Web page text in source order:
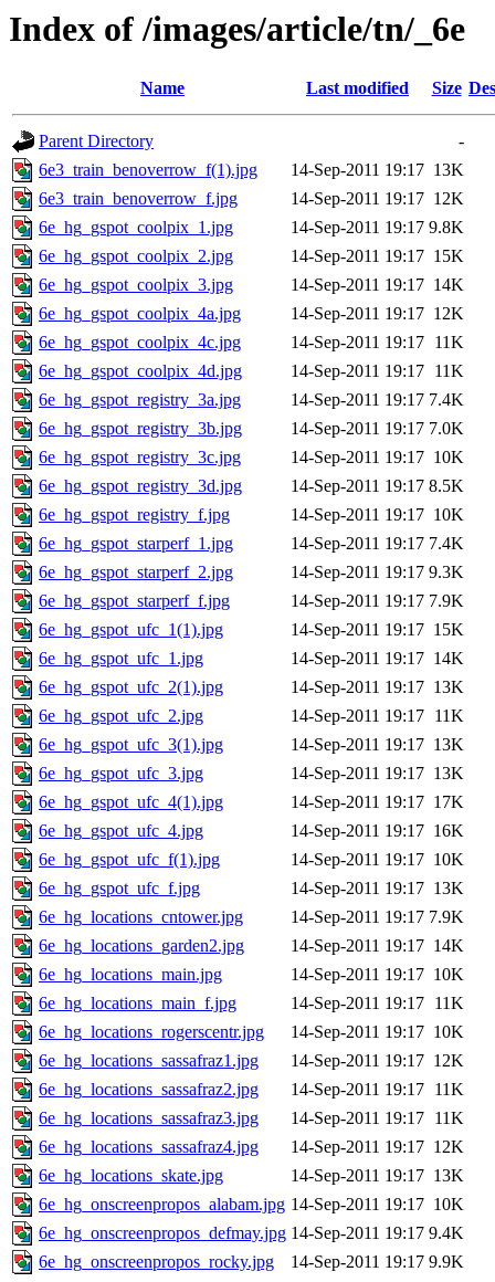
Index of /images/article/tn/_6e
Name Last modified Size
Parent Directory
-
6e3_train_benoverrow_f(1).jpg
14-Sep-2011 19:17 13K
6e3_train_benoverrow_f.jpg
14-Sep-2011 19:17 12K
6e_hg_gspot_coolpix_1.jpg
14-Sep-2011 19:17 9.8K
6e_hg_gspot_coolpix_2.jpg
14-Sep-2011 19:17 15K
6e_hg_gspot_coolpix_3.jpg
14-Sep-2011 19:17 14K
6e_hg_gspot_coolpix_4a.jpg
14-Sep-2011 19:17 12K
6e_hg_gspot_coolpix_4c.jpg
14-Sep-2011 19:17 11K
6e_hg_gspot_coolpix_4d.jpg
14-Sep-2011 19:17 11K
6e_hg_gspot_registry_3a.jpg
14-Sep-2011 19:17 7.4K
6e_hg_gspot_registry_3b.jpg
14-Sep-2011 19:17 7.0K
6e_hg_gspot_registry_3c.jpg
14-Sep-2011 19:17 10K
6e_hg_gspot_registry_3d.jpg
14-Sep-2011 19:17 8.5K
6e_hg_gspot_registry_f.jpg
14-Sep-2011 19:17 10K
6e_hg_gspot_starperf_1.jpg
14-Sep-2011 19:17 7.4K
6e_hg_gspot_starperf_2.jpg
14-Sep-2011 19:17 9.3K
6e_hg_gspot_starperf_f.jpg
14-Sep-2011 19:17 7.9K
6e_hg_gspot_ufc_1(1).jpg
14-Sep-2011 19:17 15K
6e_hg_gspot_ufc_1.jpg
14-Sep-2011 19:17 14K
6e_hg_gspot_ufc_2(1).jpg
14-Sep-2011 19:17 13K
6e_hg_gspot_ufc_2.jpg
14-Sep-2011 19:17 11K
6e_hg_gspot_ufc_3(1).jpg
14-Sep-2011 19:17 13K
6e_hg_gspot_ufc_3.jpg
14-Sep-2011 19:17 13K
6e_hg_gspot_ufc_4(1).jpg
14-Sep-2011 19:17 17K
6e_hg_gspot_ufc_4.jpg
14-Sep-2011 19:17 16K
6e_hg_gspot_ufc_f(1).jpg
14-Sep-2011 19:17 10K
6e_hg_gspot_ufc_f.jpg
14-Sep-2011 19:17 13K
6e_hg_locations_cntower.jpg
14-Sep-2011 19:17 7.9K
6e_hg_locations_garden2.jpg
14-Sep-2011 19:17 14K
6e_hg_locations_main.jpg
14-Sep-2011 19:17 10K
6e_hg_locations_main_f.jpg
14-Sep-2011 19:17 11K
6e_hg_locations_rogerscentr.jpg
14-Sep-2011 19:17 10K
6e_hg_locations_sassafraz1.jpg
14-Sep-2011 19:17 12K
6e_hg_locations_sassafraz2.jpg
14-Sep-2011 19:17 11K
6e_hg_locations_sassafraz3.jpg
14-Sep-2011 19:17 11K
6e_hg_locations_sassafraz4.jpg
14-Sep-2011 19:17 12K
6e_hg_locations_skate.jpg
14-Sep-2011 19:17 13K
6e_hg_onscreenpropos_alabam.jpg 14-Sep-2011 19:17 10K
6e_hg_onscreenpropos_defmay.jpg 14-Sep-2011 19:17 9.4K
6e_hg_onscreenpropos_rocky.jpg
14-Sep-2011 19:17 9.9K